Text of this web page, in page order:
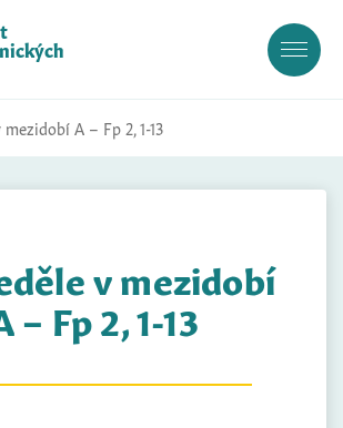
A – Fp 2, 1-13
v mezidobí
– Fp 2, 1-13